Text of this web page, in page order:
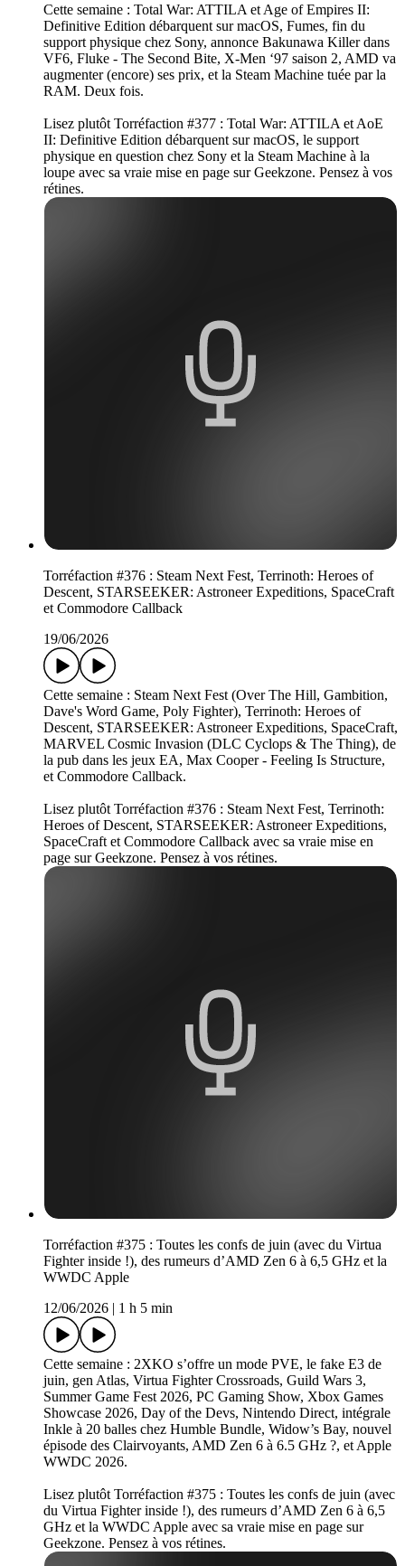
Cette semaine : Total War: ATTILA et Age of Empires II:
Definitive Edition débarquent sur macOS, Fumes, fin du
support physique chez Sony, annonce Bakunawa Killer dans
VF6, Fluke - The Second Bite, X-Men ‘97 saison 2, AMD va
augmenter (encore) ses prix, et la Steam Machine tuée par la
RAM. Deux fois.
Lisez plutôt Torréfaction #377 : Total War: ATTILA et AoE
II: Definitive Edition débarquent sur macOS, le support
physique en question chez Sony et la Steam Machine à la
loupe avec sa vraie mise en page sur Geekzone. Pensez à vos
rétines.
Torréfaction #376 : Steam Next Fest, Terrinoth: Heroes of
Descent, STARSEEKER: Astroneer Expeditions, SpaceCraft
et Commodore Callback
19/06/2026
Cette semaine : Steam Next Fest (Over The Hill, Gambition,
Dave's Word Game, Poly Fighter), Terrinoth: Heroes of
Descent, STARSEEKER: Astroneer Expeditions, SpaceCraft,
MARVEL Cosmic Invasion (DLC Cyclops & The Thing), de
la pub dans les jeux EA, Max Cooper - Feeling Is Structure,
et Commodore Callback.
Lisez plutôt Torréfaction #376 : Steam Next Fest, Terrinoth:
Heroes of Descent, STARSEEKER: Astroneer Expeditions,
SpaceCraft et Commodore Callback avec sa vraie mise en
page sur Geekzone. Pensez à vos rétines.
Torréfaction #375 : Toutes les confs de juin (avec du Virtua
Fighter inside !), des rumeurs d’AMD Zen 6 à 6,5 GHz et la
WWDC Apple
12/06/2026 | 1 h 5 min
Cette semaine : 2XKO s’offre un mode PVE, le fake E3 de
juin, gen Atlas, Virtua Fighter Crossroads, Guild Wars 3,
Summer Game Fest 2026, PC Gaming Show, Xbox Games
Showcase 2026, Day of the Devs, Nintendo Direct, intégrale
Inkle à 20 balles chez Humble Bundle, Widow’s Bay, nouvel
épisode des Clairvoyants, AMD Zen 6 à 6.5 GHz ?, et Apple
WWDC 2026.
Lisez plutôt Torréfaction #375 : Toutes les confs de juin (avec
du Virtua Fighter inside !), des rumeurs d’AMD Zen 6 à 6,5
GHz et la WWDC Apple avec sa vraie mise en page sur
Geekzone. Pensez à vos rétines.